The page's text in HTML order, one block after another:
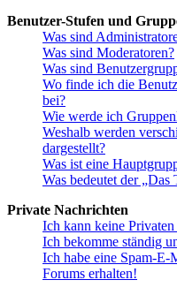
Benutzer-Stufen und
Was sind
Was sind Moderatoren?
Was sind
Wo finde ich die
bei?
Wie werde ich
Weshalb werden
dargestellt?
Was ist eine
Was bedeutet der
Private Nachrichten
Ich kann keine
Ich bekomme ständig
Ich habe eine Spam-
Forums erhalten!